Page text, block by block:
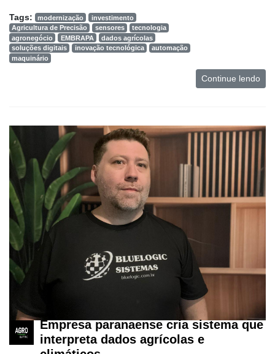
Tags: modernização
investimento
Agricultura de Precisão
sensores
tecnologia
agronegócio
EMBRAPA
dados agrícolas
soluções digitais
inovação tecnológica
automação
maquinário
Continue lendo
Empresa paranaense cria sistema que
interpreta dados agrícolas e